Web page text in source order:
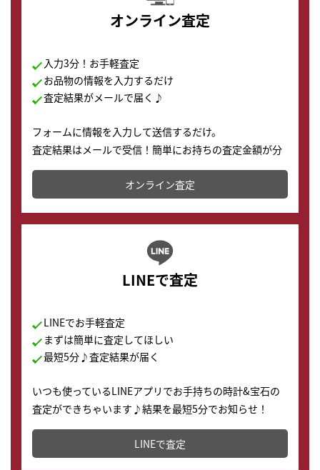
オンライン査定
入力3分！お手軽査定
お品物の情報を入力するだけ
査定結果がメールで届く♪
フォームに情報を入力して送信するだけ。
査定結果はメールで受信！簡単にお持ちの査定金額が分
かります。
オンライン査定
LINEで査定
LINEでお手軽査定
まずは簡単に査定してほしい
最短5分♪査定結果が届く
いつも使っているLINEアプリでお手持ちの時計&宝石の
査定ができちゃいます♪結果を最短5分でお知らせ！
どこからでもすぐに査定金額を知ることが出来ます。
LINEで査定